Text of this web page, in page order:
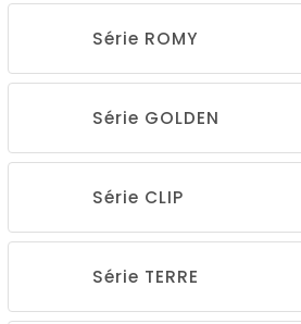
Série ROMY
Série GOLDEN
Série CLIP
Série TERRE